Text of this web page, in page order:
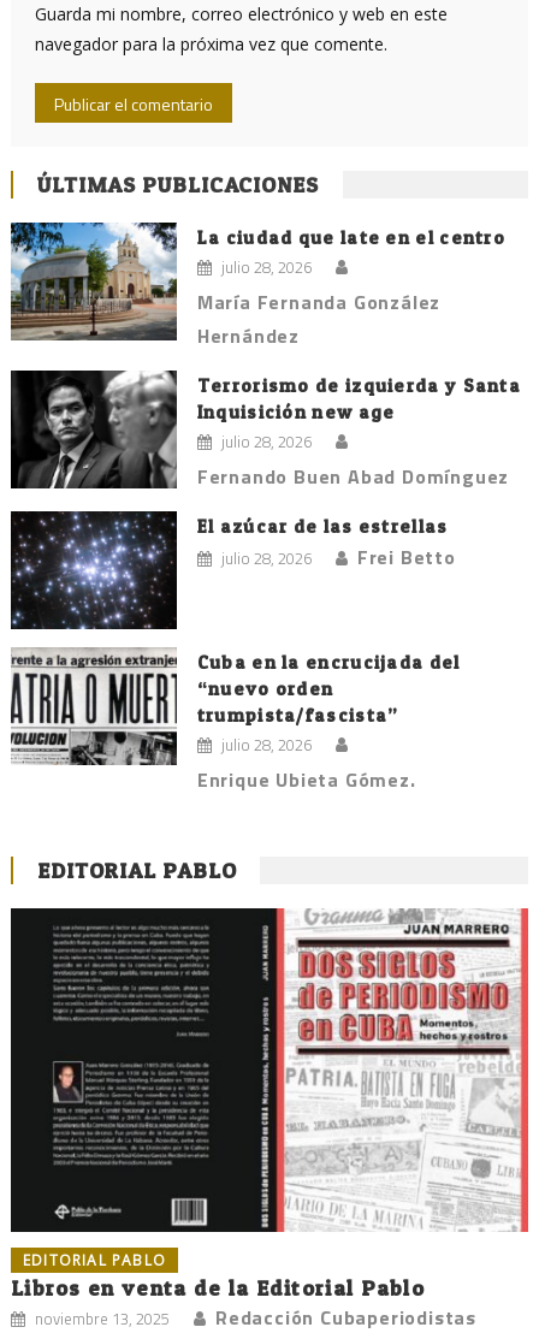
Guarda mi nombre, correo electrónico y web en este
navegador para la próxima vez que comente.
ÚLTIMAS PUBLICACIONES
La ciudad que late en el centro
julio 28, 2026
María Fernanda González
Hernández
Terrorismo de izquierda y Santa
Inquisición new age
julio 28, 2026
Fernando Buen Abad Domínguez
El azúcar de las estrellas
julio 28, 2026 Frei Betto
Cuba en la encrucijada del
“nuevo orden
trumpista/fascista”
julio 28, 2026
Enrique Ubieta Gómez.
EDITORIAL PABLO
EDITORIAL PABLO
Libros en venta de la Editorial Pablo
noviembre 13, 2025 Redacción Cubaperiodistas